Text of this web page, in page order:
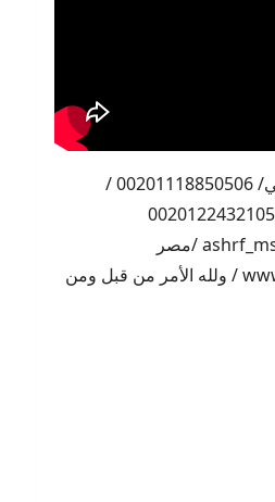
اشرف مشرف المحامي/ 00201118850506 /
00201004624392 /
/ ashrf_mshrf@hotmail.com /مصر
/ www.ashrfmshrf.com / ولله الأمر من قبل ومن